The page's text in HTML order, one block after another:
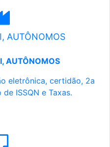
AUTÔNOMOS
AUTÔNOMOS
eletrônica, certidão, 2a
ISSQN e Taxas.